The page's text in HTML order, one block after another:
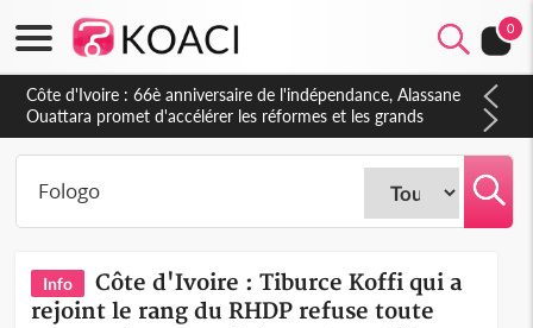
0
Info
Côte d'Ivoire : Tiburce Koffi qui a
rejoint le rang du RHDP refuse toute